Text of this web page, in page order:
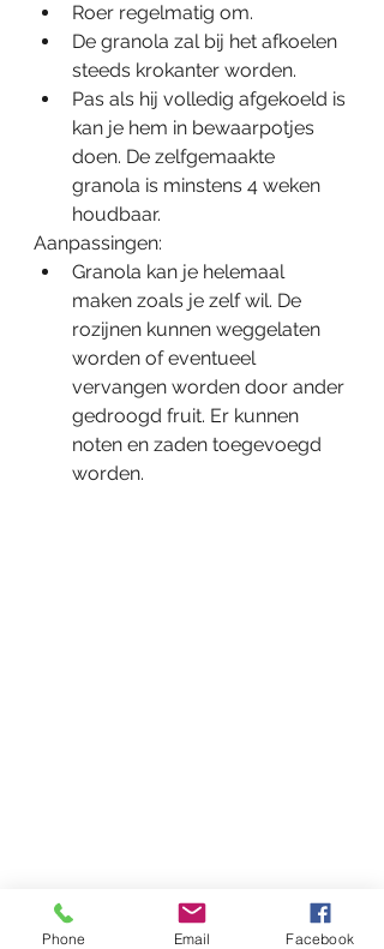
Roer regelmatig om.
De granola zal bij het afkoelen
steeds krokanter worden.
Pas als hij volledig afgekoeld is
kan je hem in bewaarpotjes
doen. De zelfgemaakte
granola is minstens 4 weken
houdbaar.
Aanpassingen:
Granola kan je helemaal
maken zoals je zelf wil. De
rozijnen kunnen weggelaten
worden of eventueel
vervangen worden door ander
gedroogd fruit. Er kunnen
noten en zaden toegevoegd
worden.
Phone Email Facebook